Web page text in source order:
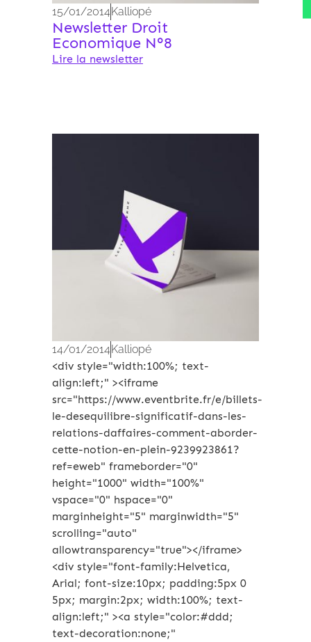
15/01/2014Kalliopé
Newsletter Droit
Economique N°8
Lire la newsletter
14/01/2014Kalliopé
<div style="width:100%; text-
align:left;" ><iframe
src="https://www.eventbrite.fr/e/billets-
le-desequilibre-significatif-dans-les-
relations-daffaires-comment-aborder-
cette-notion-en-plein-9239923861?
ref=eweb" frameborder="0"
height="1000" width="100%"
vspace="0" hspace="0"
marginheight="5" marginwidth="5"
scrolling="auto"
allowtransparency="true"></iframe>
<div style="font-family:Helvetica,
Arial; font-size:10px; padding:5px 0
5px; margin:2px; width:100%; text-
align:left;" ><a style="color:#ddd;
text-decoration:none;"